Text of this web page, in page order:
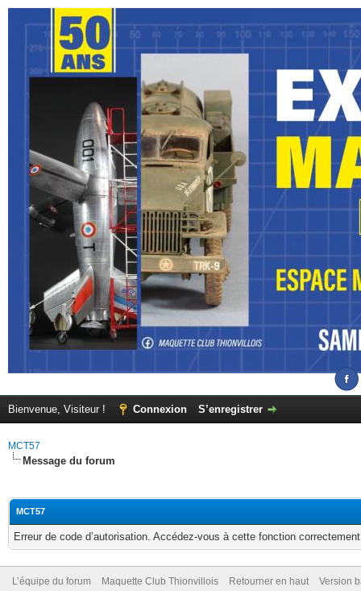
Bienvenue, Visiteur ! Connexion S’enregistrer
MCT57
Message du forum
MCT57
Erreur de code d’autorisation. Accédez-vous à cette fonction
L’équipe du forum Maquette Club Thionvillois Retourner en haut Version